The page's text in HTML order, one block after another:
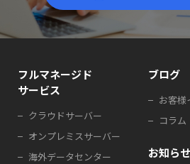
フルマネージド
サービス
クラウドサーバー
オンプレミスサーバー
海外データセンター
ブログ
お客様
コラム
お知らせ